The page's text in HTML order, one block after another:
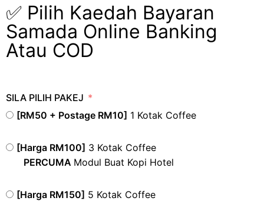
✅ Pilih Kaedah Bayaran
Samada Online Banking
Atau COD
SILA PILIH PAKEJ
[RM50 + Postage RM10] 1 Kotak Coffee
[Harga RM100] 3 Kotak Coffee
PERCUMA Modul Buat Kopi Hotel
[Harga RM150] 5 Kotak Coffee